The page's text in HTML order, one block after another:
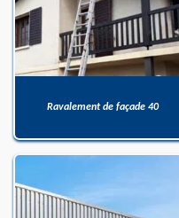
Ravalement de façade 40